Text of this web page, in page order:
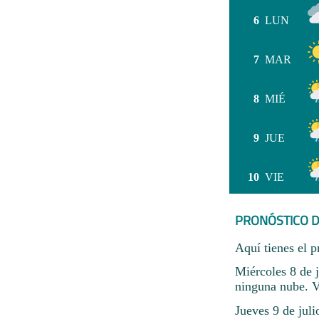
6 LUN
7 MAR
8 MIÉ
9 JUE
10 VIE
PRONÓSTICO
Aquí tienes el
Miércoles 8 de
ninguna nube.
Jueves 9 de